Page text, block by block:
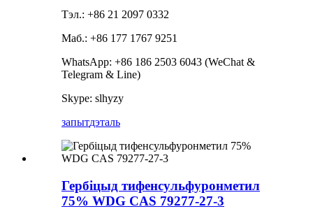
Тэл.: +86 21 2097 0332
Маб.: +86 177 1767 9251
WhatsApp: +86 186 2503 6043 (WeChat &
Telegram & Line)
Skype: slhyzy
запытдэталь
Гербіцыд тифенсульфуронметил
75% WDG CAS 79277-27-3